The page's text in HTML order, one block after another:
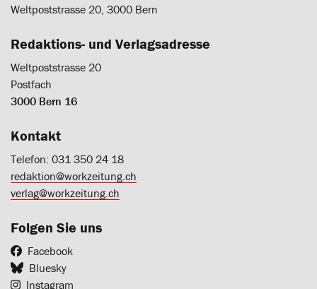
Weltpoststrasse 20, 3000 Bern
Redaktions- und Verlagsadresse
Weltpoststrasse 20
Postfach
3000 Bern 16
Kontakt
Telefon: 031 350 24 18
redaktion@workzeitung.ch
verlag@workzeitung.ch
Folgen Sie uns
Facebook
Bluesky
Instagram